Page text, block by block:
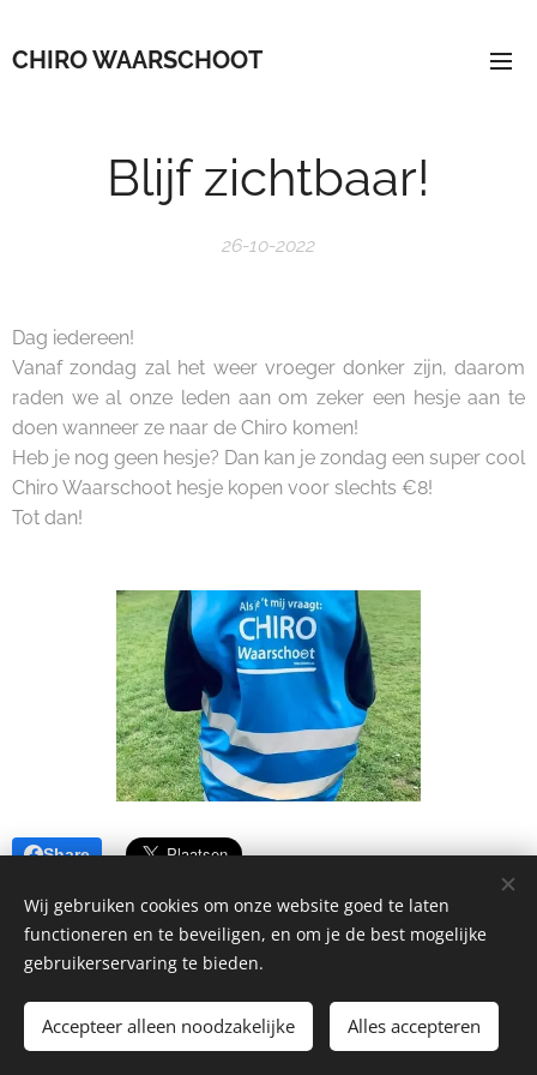
CHIRO WAARSCHOOT
Blijf zichtbaar!
26-10-2022
Dag iedereen!
Vanaf zondag zal het weer vroeger donker zijn, daarom
raden we al onze leden aan om zeker een hesje aan te
doen wanneer ze naar de Chiro komen!
Heb je nog geen hesje? Dan kan je zondag een super cool
Chiro Waarschoot hesje kopen voor slechts €8!
Tot dan!
Share
info@chirowaarschoot.be Cookies
Wij gebruiken cookies om onze website goed te laten
functioneren en te beveiligen, en om je de best mogelijke
gebruikerservaring te bieden.
Accepteer alleen noodzakelijke Alles accepteren